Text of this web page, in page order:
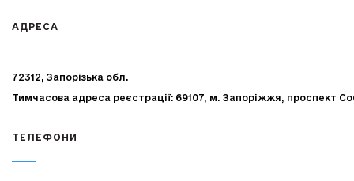
АДРЕСА
72312, Запорізька обл.
Тимчасова адреса реєстрації: 69107, м. Запоріжжя, проспект
ТЕЛЕФОНИ